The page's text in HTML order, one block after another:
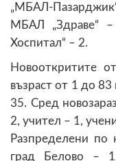
„МБАЛ-
МБАЛ „Здраве“
Хоспитал“ – 2.
Новооткритите
възраст от 1 до
35. Сред
2, учител – 1,
Разпределени по
град Белово –